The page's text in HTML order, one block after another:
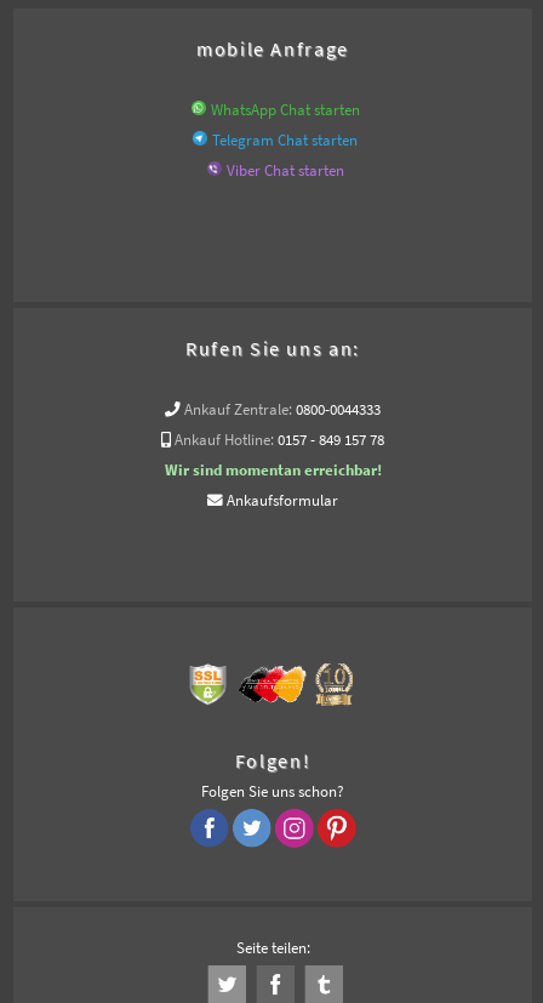
mobile Anfrage
WhatsApp Chat starten
Telegram Chat starten
Viber Chat starten
Rufen Sie uns an:
Ankauf Zentrale: 0800-0044333
Ankauf Hotline: 0157 - 849 157 78
Wir sind momentan erreichbar!
Ankaufsformular
Folgen!
Folgen Sie uns schon?
Seite teilen: